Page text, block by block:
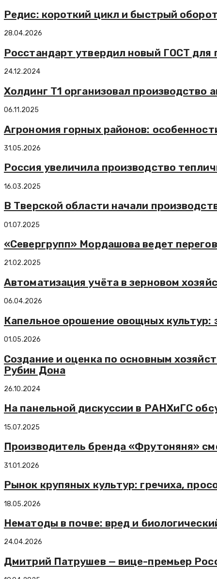
Редис: короткий цикл и быстрый
28.04.2026
Росстандарт утвердил новый ГОСТ для
24.12.2024
Холдинг Т1 организовал производство
06.11.2025
Агрономия горных районов:
31.05.2026
Россия увеличила производство
16.03.2025
В Тверской области начали
01.07.2025
«Севергрупп» Мордашова ведет
21.02.2025
Автоматизация учёта в зерновом
06.04.2026
Капельное орошение овощных культур:
01.05.2026
Создание и оценка по основным
Рубин Дона
26.10.2024
На панельной дискуссии в РАНХиГС
15.07.2025
Производитель бренда «Фрутоняня»
31.01.2026
Рынок крупяных культур: гречиха,
18.05.2026
Нематоды в почве: вред и
24.04.2026
Дмитрий Патрушев — вице-премьер